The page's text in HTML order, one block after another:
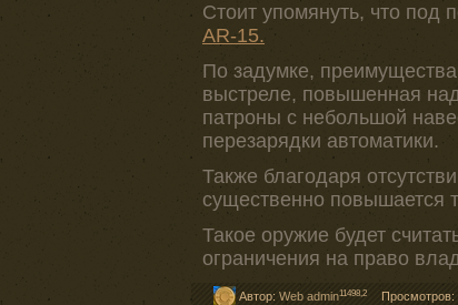
Стоит упомянуть, что
AR-15.
По задумке,
выстреле, повышенная
патроны с небольшой
перезарядки автоматики.
Также благодаря
существенно повышается
Такое оружие будет
ограничения на право
Автор: Web admin11498,2 Просмотров: